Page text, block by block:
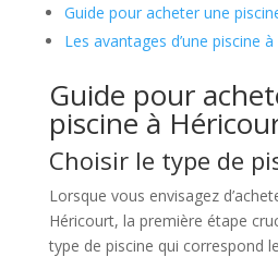
Guide pour acheter une
Les avantages d’une piscine
Guide pour
piscine à
Choisir le type de
Lorsque vous envisagez
Héricourt, la première étape
type de piscine qui correspond